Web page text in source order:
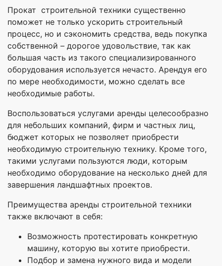
Прокат строительной техники существенно
поможет не только ускорить строительный
процесс, но и сэкономить средства, ведь покупка
собственной – дорогое удовольствие, так как
большая часть из такого специализированного
оборудования используется нечасто. Арендуя его
по мере необходимости, можно сделать все
необходимые работы.
Воспользоваться услугами аренды целесообразно
для небольших компаний, фирм и частных лиц,
бюджет которых не позволяет приобрести
необходимую строительную технику. Кроме того,
такими услугами пользуются люди, которым
необходимо оборудование на несколько дней для
завершения ландшафтных проектов.
Преимущества аренды строительной техники
также включают в себя:
Возможность протестировать конкретную
машину, которую вы хотите приобрести.
Подбор и замена нужного вида и модели